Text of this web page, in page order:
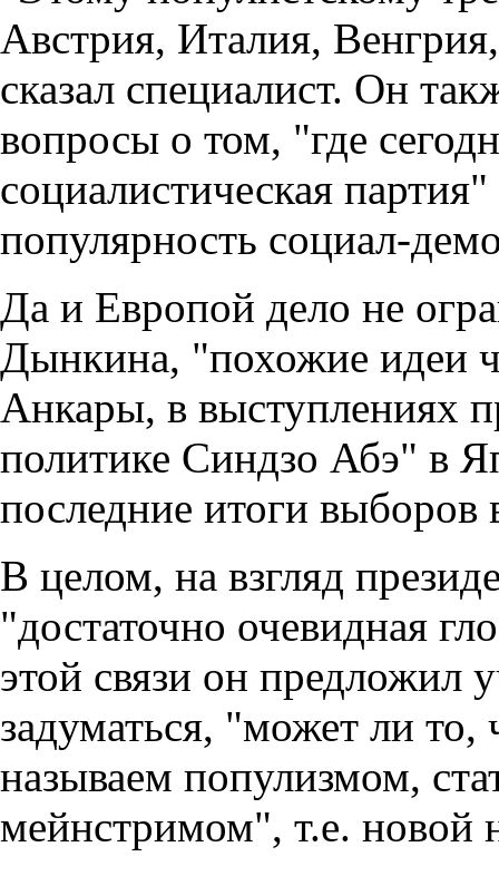
Австрия, Италия,
сказал специалист. Он
вопросы о том, "где
социалистическая
популярность социал-
Да и Европой дело не
Дынкина, "похожие идеи
Анкары, в выступлениях
политике Синдзо Абэ" в
последние итоги выборов
В целом, на взгляд
"достаточно очевидная
этой связи он предложил
задуматься, "может ли
называем популизмом,
мейнстримом", т.е. новой